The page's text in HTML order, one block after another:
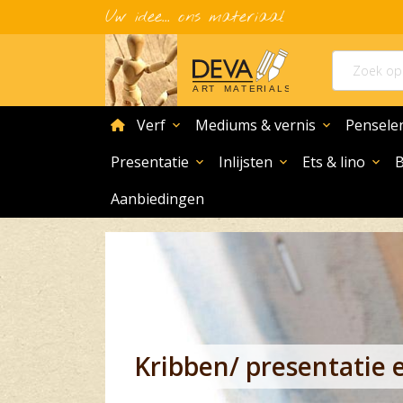
Uw idee... ons materiaal
home
Verf expand_more Mediums & vernis expand_more
Presentatie expand_more Inlijsten expand_more Ets & lino expand_more
Aanbiedingen
Kribben/ presentatie